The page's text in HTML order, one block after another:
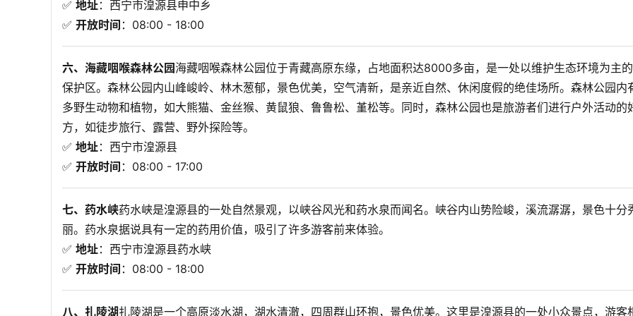
✅ 地址：西宁市湟源县申中乡
✅ 开放时间 ：08:00 - 18:00
六、海藏咽喉森林公园海藏咽喉森林公园位于青藏高原东缘，占地面积达8000多亩，是一处以维护生态环境为主
保护区。森林公园内山峰峻岭、林木葱郁，景色优美，空气清新，是亲近自然、休闲度假的绝佳场所。森林公园内
多野生动物和植物，如大熊猫、金丝猴、黄鼠狼、鲁鲁松、堇松等。同时，森林公园也是旅游者们进行户外活动的
方，如徒步旅行、露营、野外探险等。
✅ 地址：西宁市湟源县
✅ 开放时间 ：08:00 - 17:00
七、药水峡药水峡是湟源县的一处自然景观，以峡谷风光和药水泉而闻名。峡谷内山势险峻，溪流潺潺，景色十分
丽。药水泉据说具有一定的药用价值，吸引了许多游客前来体验。
✅ 地址：西宁市湟源县药水峡
✅ 开放时间 ：08:00 - 18:00
八、扎陵湖扎陵湖是一个高原淡水湖，湖水清澈，四周群山环抱，景色优美。这里是湟源县的一处小众景点，游客